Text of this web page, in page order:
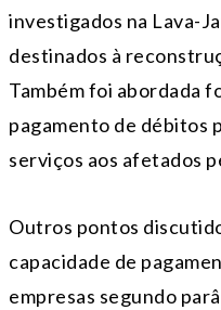
investigados na Lava-
destinados à
Também foi abordada
pagamento de débitos
serviços aos afetados
Outros pontos
capacidade de
empresas segundo